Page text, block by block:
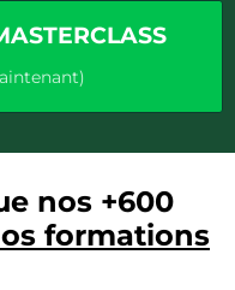
nos +600
formations